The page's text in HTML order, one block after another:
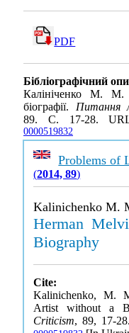
PDF
Бібліографічний
Калініченко М.
біографії. Питання
89. С. 17-28.
0000519832
Problems of
(2014, 89)
Kalinichenko M.
Herman
Biography
Cite:
Kalinichenko, M.
Artist without a
Criticism, 89, 17-28.